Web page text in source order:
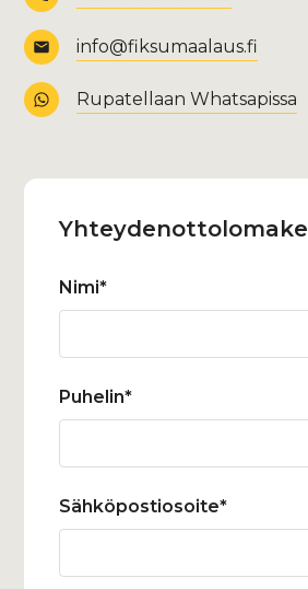
info@fiksumaalaus.fi
Rupatellaan Whatsapissa
Yhteydenotto­lomake
Nimi*
Puhelin*
Sähköpostiosoite*